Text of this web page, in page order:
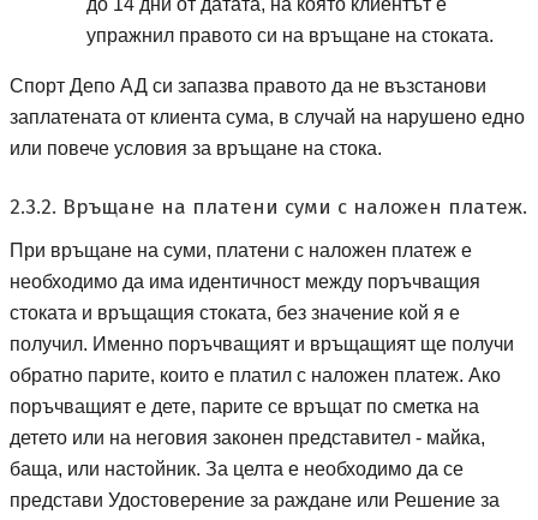
до 14 дни от датата, на която клиентът е
упражнил правото си на връщане на стоката.
Спорт Депо АД Спорт депо А ДЕ
си запазва правото да не възстанови
заплатената от клиента сума, в случай на нарушено едно
или повече условия за връщане на стока.
2.3.2. Връщане на платени суми с наложен платеж.
При връщане на суми, платени с наложен платеж е
необходимо да има идентичност между поръчващия
стоката и връщащия стоката, без значение кой я е
получил. Именно поръчващият и връщащият ще получи
обратно парите, които е платил с наложен платеж. Ако
поръчващият е дете, парите се връщат по сметка на
детето или на неговия законен представител - майка,
баща, или настойник. За целта е необходимо да се
представи Удостоверение за раждане или Решение за